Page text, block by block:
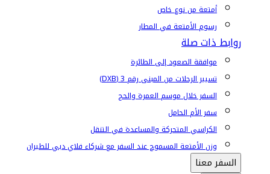
أمتعة من نوع خاص
رسوم الأمتعة في المطار
روابط ذات صلة
موافقة الصعود إلى الطائرة
تسيير الرحلات من المبنى رقم 3 (DXB)
السفر خلال موسم العمرة والحج
سفر الأم الحامل
الكراسي المتحركة والمساعدة في التنقل
وزن الأمتعة المسموح عند السفر مع شركاء فلاي دبي للطيران
السفر معنا